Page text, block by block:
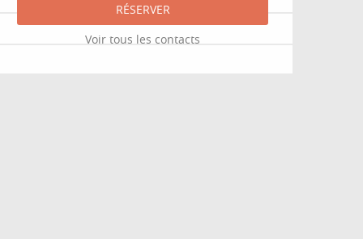
RÉSERVER
Voir tous les contacts